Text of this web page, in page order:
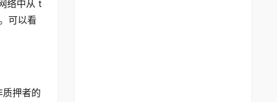
络中从 t
可以看
押者的